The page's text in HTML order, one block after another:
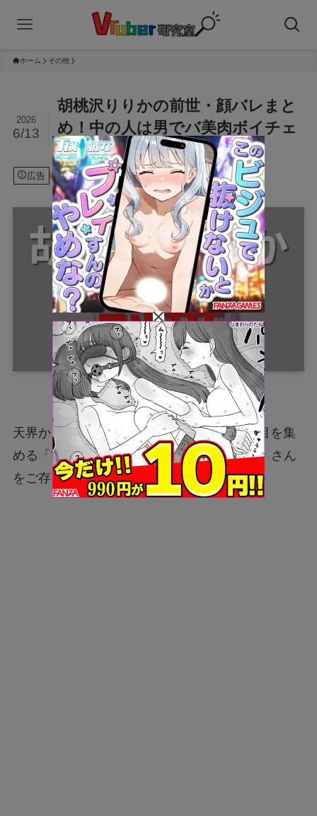
ホーム その他
胡桃沢りりかの前世・顔バレまと
め！中の人は男でバ美肉ボイチェ
ンを使っている？
2026
6/13
広告 その他 2026年6月13日
天界から舞い降りた天使系VTuberとして注目を集
める「胡桃沢りりか（くるみざわ りりか）」さん
をご存じでしょうか。